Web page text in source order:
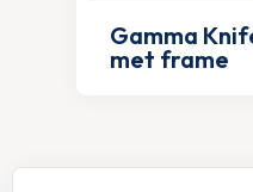
Gamma
met frame